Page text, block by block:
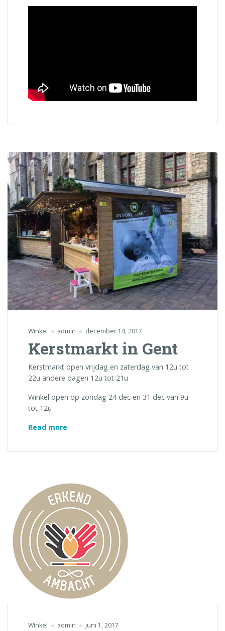
Winkel admin december 14, 2017
Kerstmarkt in Gent
Kerstmarkt open vrijdag en zaterdag van 12u tot
22u andere dagen 12u tot 21u
Winkel open op zondag 24 dec en 31 dec van 9u
tot 12u
Read more
Gent”
Winkel admin juni 1, 2017